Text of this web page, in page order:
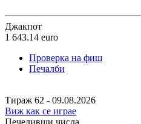
Джакпот
1 643.14 euro
Проверка на фиш
Печалби
Тираж 62 - 09.08.2026
Виж как се играе